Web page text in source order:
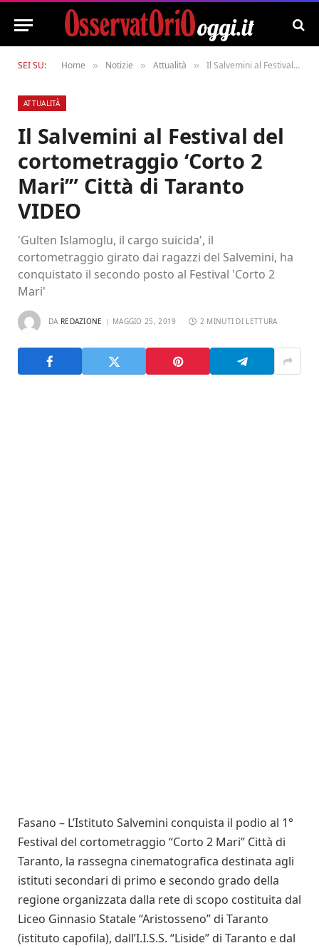
SEI SU: Home » Notizie » Attualità » Il Salvemini al Festival del cortometraggio ‘Corto 2 Mari’” Città di Taranto VIDEO
ATTUALITÀ
Il Salvemini al Festival del
cortometraggio ‘Corto 2
Mari’” Città di Taranto
VIDEO
'Gulten Islamoglu, il cargo suicida', il
cortometraggio girato dai ragazzi del Salvemini, ha
conquistato il secondo posto al Festival 'Corto 2
Mari'
DA REDAZIONE MAGGIO 25, 2019 2 MINUTI DI LETTURA
Fasano – L’Istituto Salvemini conquista il podio al 1°
Festival del cortometraggio “Corto 2 Mari” Città di
Taranto, la rassegna cinematografica destinata agli
istituti secondari di primo e secondo grado della
regione organizzata dalla rete di scopo costituita dal
Liceo Ginnasio Statale “Aristosseno” di Taranto
(istituto capofila), dall’I.I.S.S. “Liside” di Taranto e dal